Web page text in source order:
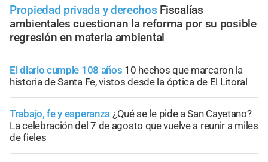
Propiedad privada y derechos Fiscalías
ambientales cuestionan la reforma por su posible
regresión en materia ambiental
El diario cumple 108 años 10 hechos que marcaron la
historia de Santa Fe, vistos desde la óptica de El Litoral
Trabajo, fe y esperanza ¿Qué se le pide a San Cayetano?
La celebración del 7 de agosto que vuelve a reunir a miles
de fieles